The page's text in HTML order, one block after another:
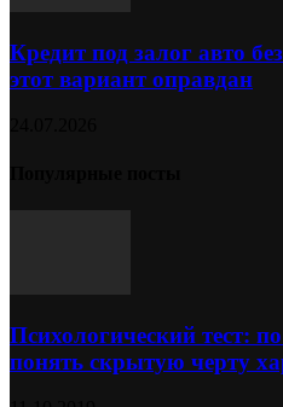
Кредит под залог авто
этот вариант оправдан
Психологический тест:
понять скрытую черту